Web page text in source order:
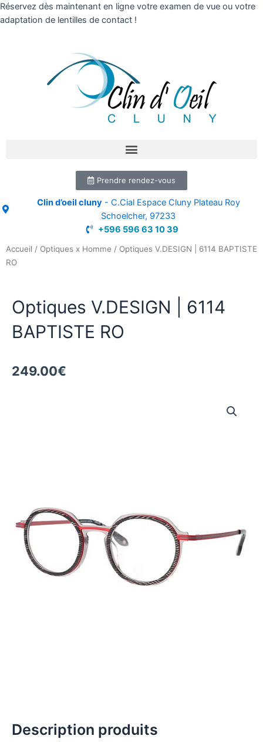
Réservez dès maintenant en ligne votre examen de vue ou votre
adaptation de lentilles de contact !
Prendre rendez-vous
Clin d’oeil cluny- C.Cial Espace Cluny Plateau Roy
Schoelcher, 97233
+596 596 63 10 39
Accueil / Optiques x Homme / Optiques V.DESIGN | 6114 BAPTISTE
RO
Optiques V.DESIGN | 6114
BAPTISTE RO
249.00€
Description produits